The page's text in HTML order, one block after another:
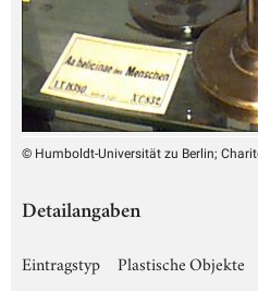
© Humboldt-Universität zu Berlin;
Detailangaben
Eintragstyp
Plastische Objekte